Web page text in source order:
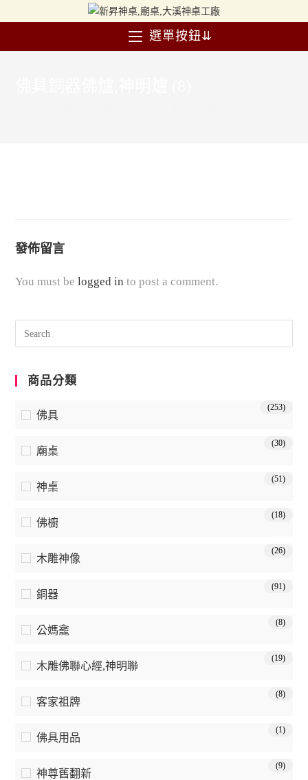
選單按鈕⇊
發佈留言
You must belogged in to post a comment.
商品分類
佛具
(253)
廟桌
(30)
神桌
(51)
佛櫥
(18)
木雕神像
(26)
銅器
(91)
公媽龕
(8)
木雕佛聯心經,神明聯
(19)
客家祖牌
(8)
佛具用品
(1)
神尊舊翻新
(9)